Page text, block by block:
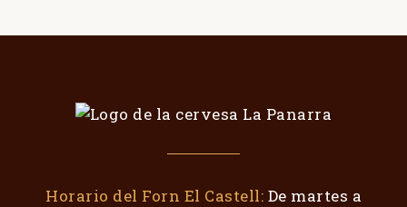
Horario del Forn El Castell: De martes a